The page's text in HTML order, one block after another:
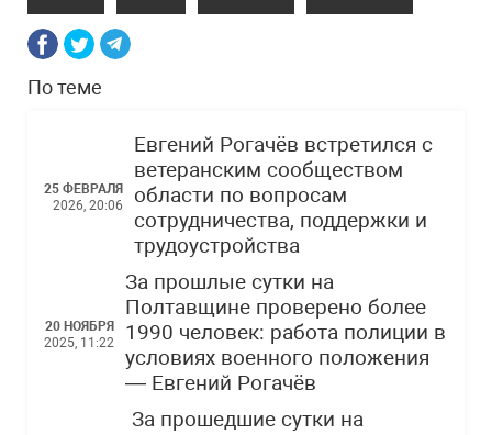
По теме
25 ФЕВРАЛЯ
2026, 20:06
Евгений Рогачёв встретился с
ветеранским сообществом
области по вопросам
сотрудничества, поддержки и
трудоустройства
20 НОЯБРЯ
2025, 11:22
За прошлые сутки на
Полтавщине проверено более
1990 человек: работа полиции в
условиях военного положения
— Евгений Рогачёв
За прошедшие сутки на